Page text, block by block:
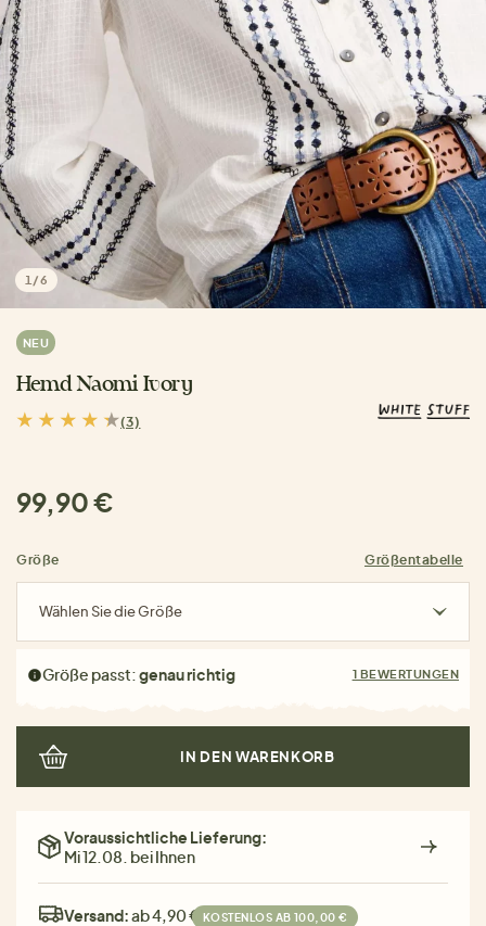
1 /6
NEU
Hemd Naomi Ivory
(3)
99,90 €
Größe Größentabelle
Wählen Sie die Größe
Größe passt:genau richtig 1 BEWERTUNGEN
IN DEN WARENKORB
Voraussichtliche Lieferung:
Mi 12.08. bei Ihnen
Versand:ab 4,90 € KOSTENLOS AB 100,00 €